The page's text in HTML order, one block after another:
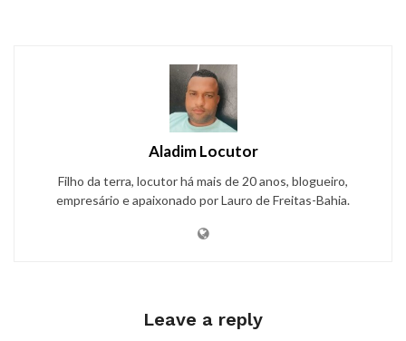
Aladim Locutor
Filho da terra, locutor há mais de 20 anos, blogueiro,
empresário e apaixonado por Lauro de Freitas-Bahia.
Leave a reply